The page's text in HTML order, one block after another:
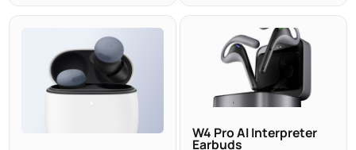
W4 Pro AI Interpreter
Earbuds